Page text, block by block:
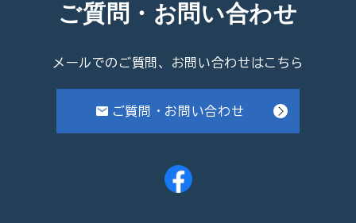
ご質問・お問い合わせ
メールでのご質問、お問い合わせはこちら
ご質問・お問い合わせ